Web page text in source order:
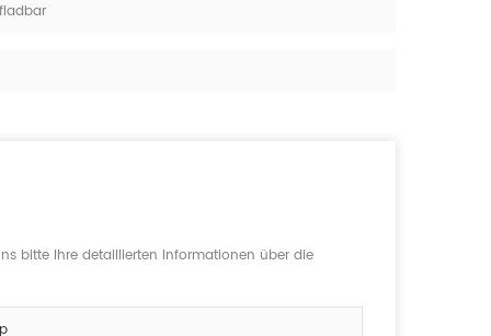
bitte Ihre detaillierten Informationen über die